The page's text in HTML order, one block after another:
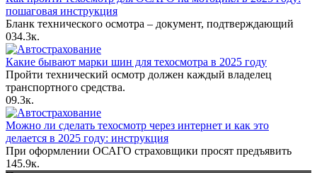
пошаговая инструкция
Бланк технического осмотра – документ, подтверждающий
034.3к.
Какие бывают марки шин для техосмотра в 2025 году
Пройти технический осмотр должен каждый владелец
транспортного средства.
09.3к.
Можно ли сделать техосмотр через интернет и как это
делается в 2025 году: инструкция
При оформлении ОСАГО страховщики просят предъявить
145.9к.